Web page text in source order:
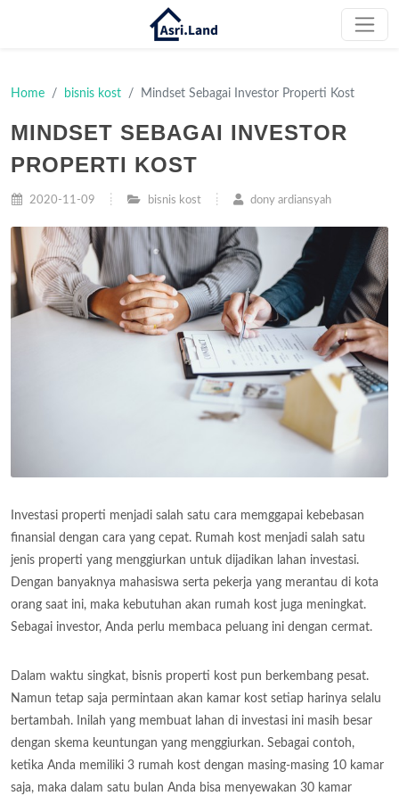
Home bisnis kost Mindset Sebagai Investor Properti Kost
MINDSET SEBAGAI INVESTOR
PROPERTI KOST
2020-11-09 bisnis kost dony ardiansyah
Investasi properti menjadi salah satu cara memggapai kebebasan
finansial dengan cara yang cepat. Rumah kost menjadi salah satu
jenis properti yang menggiurkan untuk dijadikan lahan investasi.
Dengan banyaknya mahasiswa serta pekerja yang merantau di kota
orang saat ini, maka kebutuhan akan rumah kost juga meningkat.
Sebagai investor, Anda perlu membaca peluang ini dengan cermat.
Dalam waktu singkat, bisnis properti kost pun berkembang pesat.
Namun tetap saja permintaan akan kamar kost setiap harinya selalu
bertambah. Inilah yang membuat lahan di investasi ini masih besar
dengan skema keuntungan yang menggiurkan. Sebagai contoh,
ketika Anda memiliki 3 rumah kost dengan masing-masing 10 kamar
saja, maka dalam satu bulan Anda bisa menyewakan 30 kamar